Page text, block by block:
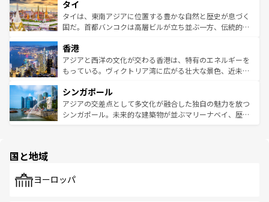
リティに包まれながら、韓国の多彩な魅力を心ゆくまで味
わってみてほしい。 なお、新着の韓国情報はコンテンツ一
覧を参照してほしい。
急速な発展と共に伝統が息づく。ハノイの古い町並みやホ
ーチミン市のフランス統治時代の建物も、独特の雰囲気を
醸し出している。また、バラエティの豊かさとおいしさで
とつ。フォーやバインミー、ベトナムコーヒーなどは、ぜ
ひ現地で味わいたい。どの地域を訪れてもあたたかい人々
が旅行者を迎えてくれるので、きっと忘れられない旅にな
参照してほしい。
タイ
タイは、東南アジアに位置する豊かな自然と歴史が息づく
国だ。首都バンコクは高層ビルが立ち並ぶ一方、伝統的な
の活気が交差している。北部ではチェンマイなどの山岳地
帯で自然と触れ合い、南部ではプーケットやクラビの美し
いビーチでリゾート気分を楽しむことができる。タイ料理
激する。気候は一年中温暖で、どの季節にも異なる楽しみ
が待っている。親しみやすいタイの人々、仏教を中心とし
た文化、そして多様な観光資源が、訪れる旅人を魅了し続
香港
アジアと西洋の文化が交わる香港は、特有のエネルギーを
もっている。ヴィクトリア湾に広がる壮大な景色、近未来
み、どこを訪れても感動するはず。観光スポットが密集し
ており、効率よく見どころを回れるのも魅力。息をのむよ
うな絶景から文化的な体験まで、香港を存分に楽しみ尽く
シンガポール
アジアの交差点として多文化が融合した独自の魅力を放つ
シンガポール。未来的な建築物が並ぶマリーナベイ、歴史
で、ホーカーズは地元の風情を楽しめる外せないスポット
国と地域
ヨーロッパ